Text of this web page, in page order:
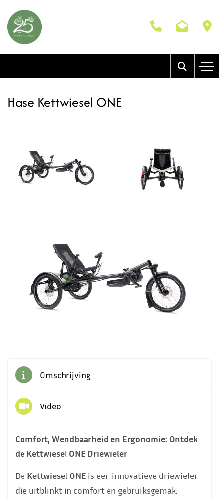
Hase Kettwiesel ONE
Omschrijving
Video
Comfort, Wendbaarheid en Ergonomie: Ontdek
de Kettwiesel ONE Driewieler
De Kettwiesel ONE is een innovatieve driewieler
die uitblinkt in comfort en gebruiksgemak.